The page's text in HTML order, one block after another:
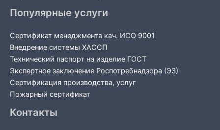
Популярные услуги
Сертификат менеджмента кач. ИСО 9001
Внедрение системы ХАССП
Технический паспорт на изделие ГОСТ
Экспертное заключение Роспотребнадзора (ЭЗ)
Сертификация производства, услуг
Пожарный сертификат
Контакты